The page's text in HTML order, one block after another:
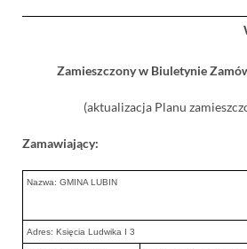
Zamieszczony w Biuletynie
(aktualizacja Planu
Zamawiający:
Nazwa: GMINA LUBIN
Adres: Księcia Ludwika I 3